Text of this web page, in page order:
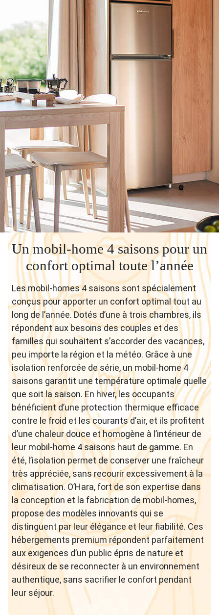
Un mobil-home 4 saisons pour un
confort optimal toute l’année
Les mobil-homes 4 saisons sont spécialement
conçus pour apporter un confort optimal tout au
long de l’année. Dotés d’une à trois chambres, ils
répondent aux besoins des couples et des
familles qui souhaitent s’accorder des vacances,
peu importe la région et la météo. Grâce à une
isolation renforcée de série, un mobil-home 4
saisons garantit une température optimale quelle
que soit la saison. En hiver, les occupants
bénéficient d’une protection thermique efficace
contre le froid et les courants d’air, et ils profitent
d’une chaleur douce et homogène à l’intérieur de
leur mobil-home 4 saisons haut de gamme. En
été, l’isolation permet de conserver une fraîcheur
très appréciée, sans recourir excessivement à la
climatisation. O’Hara, fort de son expertise dans
la conception et la fabrication de mobil-homes,
propose des modèles innovants qui se
distinguent par leur élégance et leur fiabilité. Ces
hébergements premium répondent parfaitement
aux exigences d’un public épris de nature et
désireux de se reconnecter à un environnement
authentique, sans sacrifier le confort pendant
leur séjour.